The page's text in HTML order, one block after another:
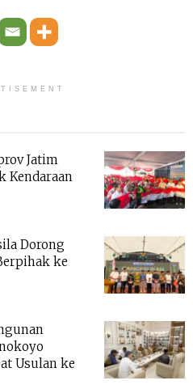
Jatim
Kendaraan
Dorong
ke
Usulan ke